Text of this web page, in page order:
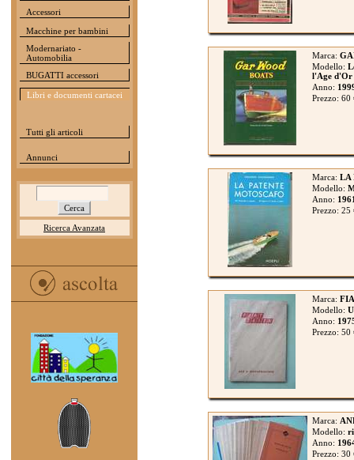
Accessori
Macchine per bambini
Modernariato -
Automobilia
BUGATTI accessori
Libri e documenti cartacei
Tutti gli articoli
Annunci
Ricerca Avanzata
Marca:
Modello:
l'Age d'Or
Anno:
Prezzo: 60
Marca: LA
Modello:
Anno:
Prezzo: 25
Marca:
Modello:
Anno:
Prezzo: 50
Marca:
Modello:
Anno:
Prezzo: 30